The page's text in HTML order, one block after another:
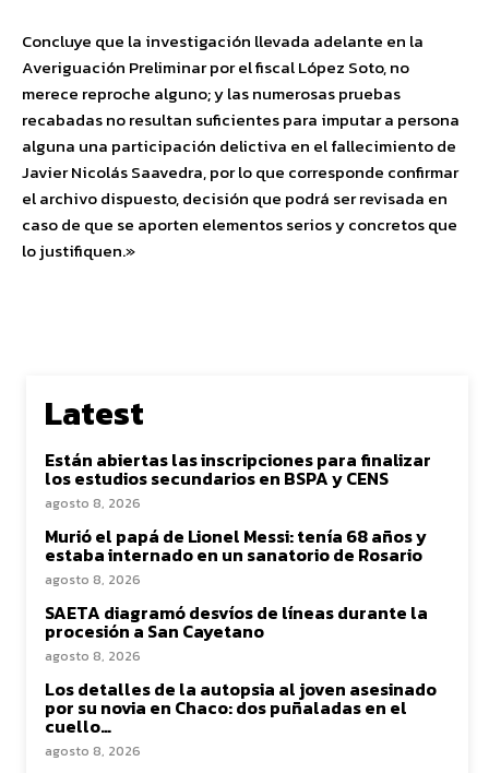
Concluye que la investigación llevada adelante en la
Averiguación Preliminar por el fiscal López Soto, no
merece reproche alguno; y las numerosas pruebas
recabadas no resultan suficientes para imputar a persona
alguna una participación delictiva en el fallecimiento de
Javier Nicolás Saavedra, por lo que corresponde confirmar
el archivo dispuesto, decisión que podrá ser revisada en
caso de que se aporten elementos serios y concretos que
lo justifiquen.»
Latest
Están abiertas las inscripciones para finalizar
los estudios secundarios en BSPA y CENS
agosto 8, 2026
Murió el papá de Lionel Messi: tenía 68 años y
estaba internado en un sanatorio de Rosario
agosto 8, 2026
SAETA diagramó desvíos de líneas durante la
procesión a San Cayetano
agosto 8, 2026
Los detalles de la autopsia al joven asesinado
por su novia en Chaco: dos puñaladas en el
cuello…
agosto 8, 2026